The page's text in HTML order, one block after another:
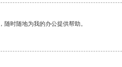
时随地为我的办公提供帮助。